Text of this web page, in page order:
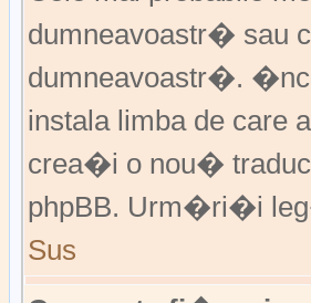
dumneavoastr� sau
dumneavoastr�.
instala limba de
crea�i o nou�
phpBB. Urm�ri�i
Sus